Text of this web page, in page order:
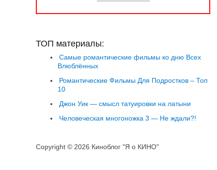
ТОП материалы:
Самые романтические фильмы ко дню Всех
Влюблённых
Романтические Фильмы Для Подростков – Топ
10
Джон Уик — смысл татуировки на латыни
Человеческая многоножка 3 — Не ждали?!
Copyright © 2026 Киноблог "Я о КИНО"